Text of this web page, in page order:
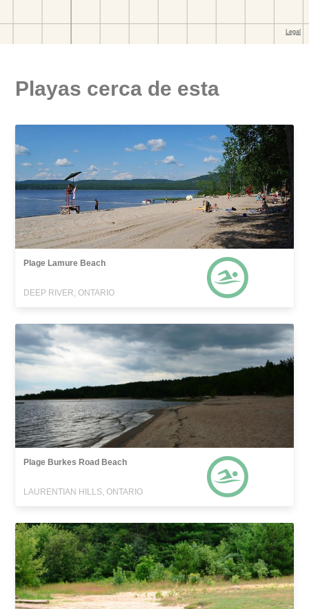
Playas cerca de esta
Plage Lamure Beach
DEEP RIVER, ONTARIO
Plage Burkes Road Beach
LAURENTIAN HILLS, ONTARIO